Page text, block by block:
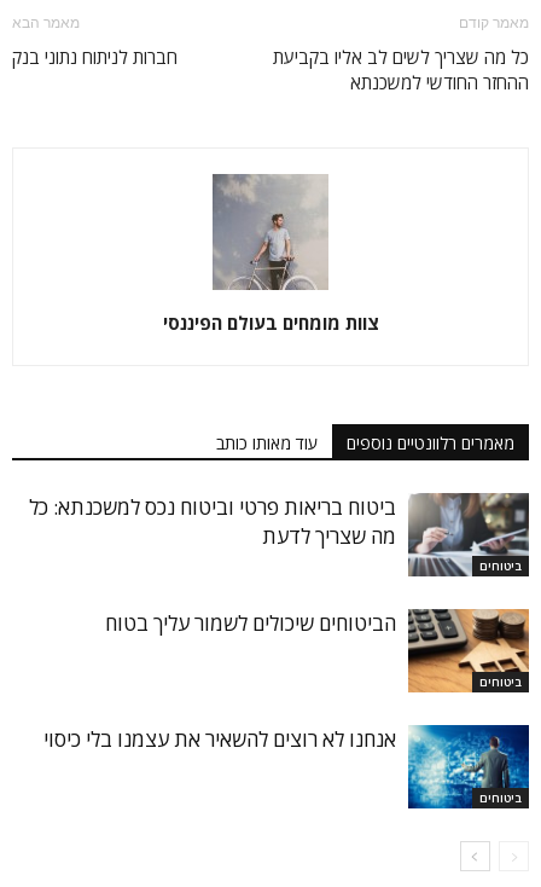
מאמר קודם
כל מה שצריך לשים לב אליו בקביעת
ההחזר החודשי למשכנתא
מאמר הבא
חברות לניתוח נתוני בנק
צוות מומחים בעולם הפיננסי
מאמרים רלוונטיים נוספים עוד מאותו כותב
ביטוחים
ביטוח בריאות פרטי וביטוח נכס למשכנתא: כל
מה שצריך לדעת
ביטוחים
הביטוחים שיכולים לשמור עליך בטוח
ביטוחים
אנחנו לא רוצים להשאיר את עצמנו בלי כיסוי